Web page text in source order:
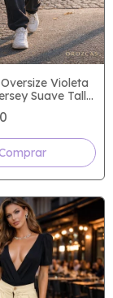
Violeta
Suave Talle
6